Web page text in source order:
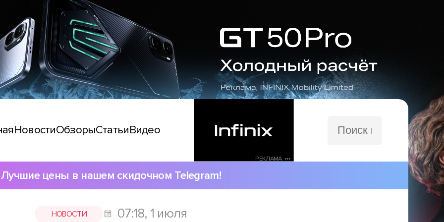
НовостиОбзорыСтатьиВидео
РЕКЛАМА •••
сайту
Лучшие цены в нашем скидочном Telegram!
НОВОСТИ 07:18, 1 июля